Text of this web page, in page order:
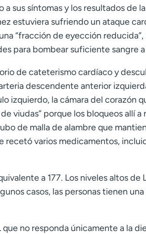
sus síntomas y los resultados de
estuviera sufriendo un ataque
“fracción de eyección
para bombear suficiente sangre
de cateterismo cardíaco y
descendente anterior
izquierdo, la cámara del corazón
viudas” porque los bloqueos allí
de malla de alambre que
recetó varios medicamentos,
a 177. Los niveles altos de
casos, las personas tienen
no responda únicamente a la